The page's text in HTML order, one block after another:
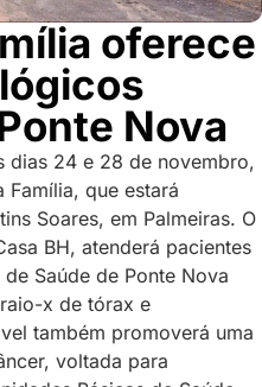
oferece
Nova
dias 24 e 28 de novembro,
Família, que estará
Soares, em Palmeiras. O
BH, atenderá pacientes
Saúde de Ponte Nova
x de tórax e
também promoverá uma
voltada para